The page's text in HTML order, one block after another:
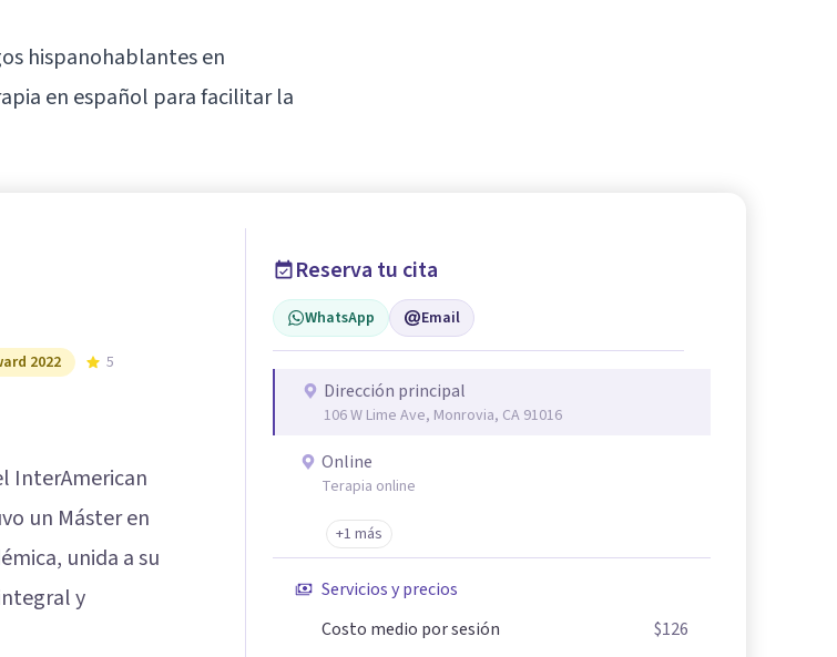
hispanohablantes en
en español para facilitar la
2022
5
InterAmerican
un Máster en
unida a su
y
Reserva tu cita
WhatsApp Email
Dirección principal
106 W Lime Ave, Monrovia, CA 91016
Online
Terapia online
+1 más
Servicios y precios
Costo medio por sesión
$126